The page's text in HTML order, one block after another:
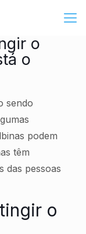
o
o
sendo
podem
têm
das pessoas
o